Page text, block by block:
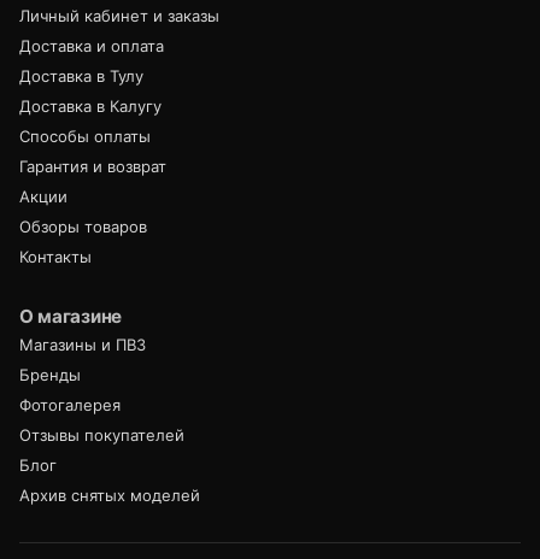
Личный кабинет и заказы
Доставка и оплата
Доставка в Тулу
Доставка в Калугу
Способы оплаты
Гарантия и возврат
Акции
Обзоры товаров
Контакты
О магазине
Магазины и ПВЗ
Бренды
Фотогалерея
Отзывы покупателей
Блог
Архив снятых моделей